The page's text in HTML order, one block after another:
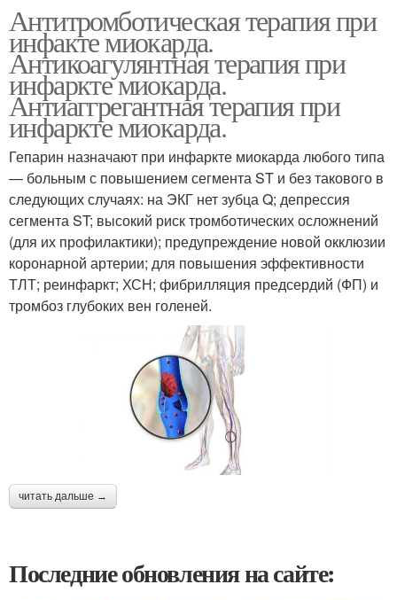
Антитромботическая терапия при
инфакте миокарда.
Антикоагулянтная терапия при
инфаркте миокарда.
Антиаггрегантная терапия при
инфаркте миокарда.
Гепарин назначают при инфаркте миокарда любого типа
— больным с повышением сегмента ST и без такового в
следующих случаях: на ЭКГ нет зубца Q; депрессия
сегмента ST; высокий риск тромботических осложнений
(для их профилактики); предупреждение новой окклюзии
коронарной артерии; для повышения эффективности
ТЛТ; реинфаркт; ХСН; фибрилляция предсердий (ФП) и
тромбоз глубоких вен голеней.
читать дальше →
Последние обновления на сайте: